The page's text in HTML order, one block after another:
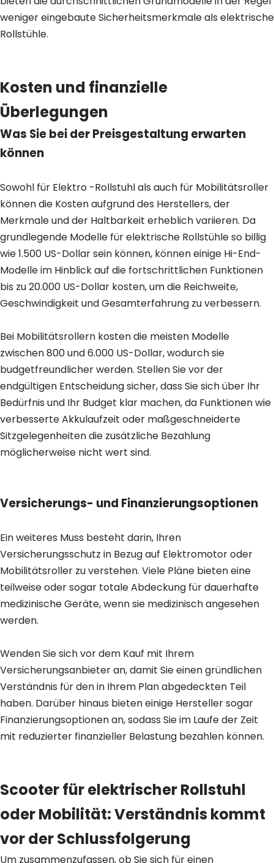
weniger eingebaute Sicherheitsmerkmale als elektrische
Rollstühle.
Kosten und finanzielle
Überlegungen
Was Sie bei der Preisgestaltung erwarten
können
Sowohl für Elektro -Rollstuhl als auch für Mobilitätsroller
können die Kosten aufgrund des Herstellers, der
Merkmale und der Haltbarkeit erheblich variieren. Da
grundlegende Modelle für elektrische Rollstühle so billig
wie 1.500 US-Dollar sein können, können einige Hi-End-
Modelle im Hinblick auf die fortschrittlichen Funktionen
bis zu 20.000 US-Dollar kosten, um die Reichweite,
Geschwindigkeit und Gesamterfahrung zu verbessern.
Bei Mobilitätsrollern kosten die meisten Modelle
zwischen 800 und 6.000 US-Dollar, wodurch sie
budgetfreundlicher werden. Stellen Sie vor der
endgültigen Entscheidung sicher, dass Sie sich über Ihr
Bedürfnis und Ihr Budget klar machen, da Funktionen wie
verbesserte Akkulaufzeit oder maßgeschneiderte
Sitzgelegenheiten die zusätzliche Bezahlung
möglicherweise nicht wert sind.
Versicherungs- und Finanzierungsoptionen
Ein weiteres Muss besteht darin, Ihren
Versicherungsschutz in Bezug auf Elektromotor oder
Mobilitätsroller zu verstehen. Viele Pläne bieten eine
teilweise oder sogar totale Abdeckung für dauerhafte
medizinische Geräte, wenn sie medizinisch angesehen
werden.
Wenden Sie sich vor dem Kauf mit Ihrem
Versicherungsanbieter an, damit Sie einen gründlichen
Verständnis für den in Ihrem Plan abgedeckten Teil
haben. Darüber hinaus bieten einige Hersteller sogar
Finanzierungsoptionen an, sodass Sie im Laufe der Zeit
mit reduzierter finanzieller Belastung bezahlen können.
Scooter für elektrischer Rollstuhl
oder Mobilität: Verständnis kommt
vor der Schlussfolgerung
Um zusammenzufassen, ob Sie sich für einen